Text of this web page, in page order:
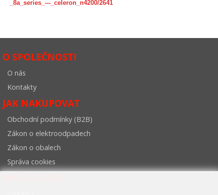
_8a_series_---_celeron_n4200/2641
O SPOLEČNOSTI
O nás
Kontakty
JAK NAKUPOVAT
Obchodní podmínky (B2B)
Zákon o elektroodpadech
Zákon o obalech
Správa cookies